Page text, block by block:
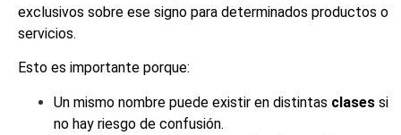
exclusivos sobre ese signo para determinados productos o
servicios.
Esto es importante porque:
Un mismo nombre puede existir en distintas clases si
no hay riesgo de confusión.